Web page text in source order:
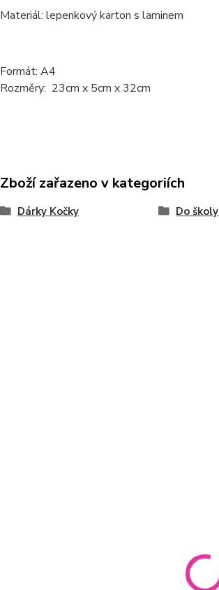
Materiál: lepenkový karton s laminem
Formát: A4
Rozměry: 23cm x 5cm x 32cm
Zboží zařazeno v kategoriích
Dárky Kočky Do školy